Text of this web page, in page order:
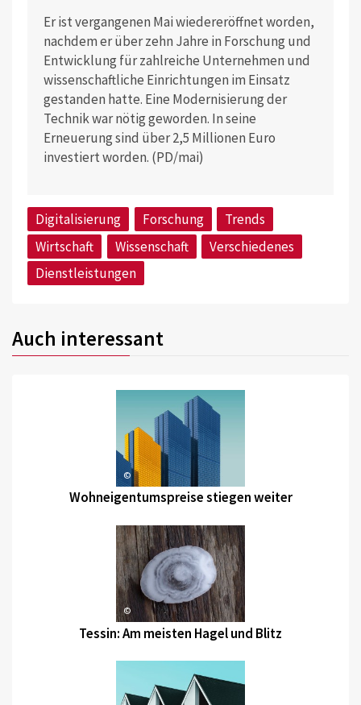
Er ist vergangenen Mai wiedereröffnet worden,
nachdem er über zehn Jahre in Forschung und
Entwicklung für zahlreiche Unternehmen und
wissenschaftliche Einrichtungen im Einsatz
gestanden hatte. Eine Modernisierung der
Technik war nötig geworden. In seine
Erneuerung sind über 2,5 Millionen Euro
investiert worden. (PD/mai)
Digitalisierung Forschung
Trends
Wirtschaft
Wissenschaft
Verschiedenes
Dienstleistungen
Auch interessant
©
Wohneigentumspreise stiegen weiter
©
Tessin: Am meisten Hagel und Blitz